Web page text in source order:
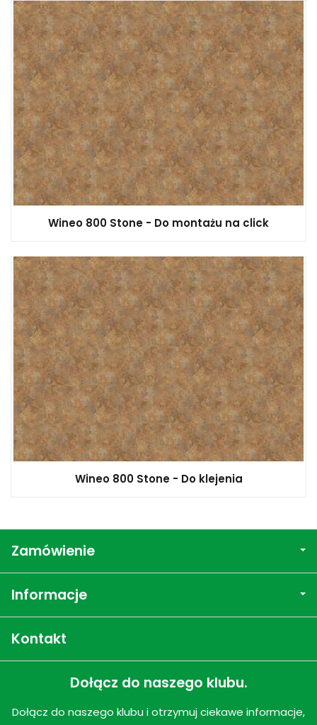
Wineo 800 Stone - Do montażu na click
Wineo 800 Stone - Do klejenia
Zamówienie
Informacje
Kontakt
Dołącz do naszego klubu.
Dołącz do naszego klubu i otrzymuj ciekawe informacje,